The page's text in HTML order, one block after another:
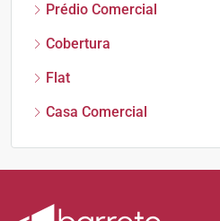
Prédio Comercial
Cobertura
Flat
Casa Comercial